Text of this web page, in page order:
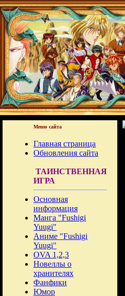
Меню сайта
Главная страница
Обновления сайта
ТАИНСТВЕННАЯ
ИГРА
Основная
информация
Манга "Fushigi
Yuugi"
Аниме "Fushigi
Yuugi"
OVA 1,2,3
Новеллы о
хранителях
Фанфики
Юмор